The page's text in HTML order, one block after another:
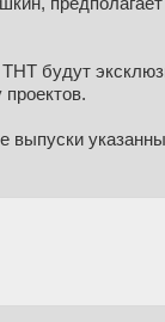
будут
выпуски